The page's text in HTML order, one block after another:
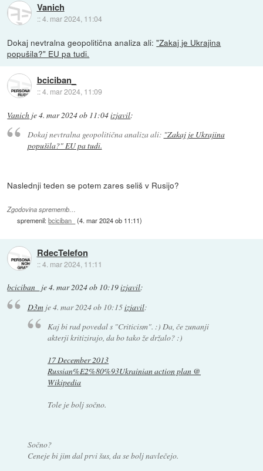
Vanich
::4. mar 2024, 11:04
Dokaj nevtralna geopolitična analiza ali:"Zakaj je Ukrajina
popušila?" EU pa tudi.
bciciban_
::4. mar 2024, 11:09
Vanich je4. mar 2024 ob 11:04izjavil:
Dokaj nevtralna geopolitična analiza ali: "Zakaj je Ukrajina
popušila?" EU pa tudi.
Naslednji teden se potem zares seliš v Rusijo?
Zgodovina sprememb…
spremenil:bciciban_ (4. mar 2024 ob 11:11)
RdecTelefon
::4. mar 2024, 11:11
bciciban_ je4. mar 2024 ob 10:19izjavil:
D3mje4. mar 2024 ob 10:15izjavil:
Kaj bi rad povedal s "Criticism". :) Da, če zunanji
akterji kritizirajo, da bo tako že držalo? :)
17 December 2013
Russian%E2%80%93Ukrainian action plan @
Wikipedia
Tole je bolj sočno.
Sočno?
Ceneje bi jim dal prvi šus, da se bolj navlečejo.